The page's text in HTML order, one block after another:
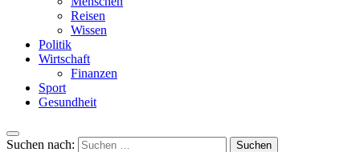
Reisen
Wissen
Politik
Wirtschaft
Finanzen
Sport
Gesundheit
Suchen nach: